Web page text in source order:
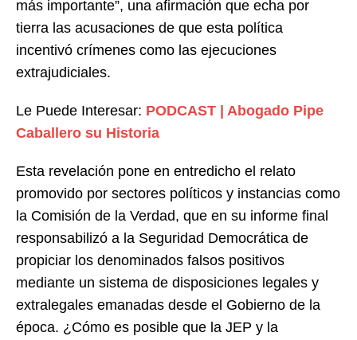
más importante”, una afirmación que echa por
tierra las acusaciones de que esta política
incentivó crímenes como las ejecuciones
extrajudiciales.
Le Puede Interesar: PODCAST | Abogado Pipe
Caballero su Historia
Esta revelación pone en entredicho el relato
promovido por sectores políticos y instancias como
la Comisión de la Verdad, que en su informe final
responsabilizó a la Seguridad Democrática de
propiciar los denominados falsos positivos
mediante un sistema de disposiciones legales y
extralegales emanadas desde el Gobierno de la
época. ¿Cómo es posible que la JEP y la